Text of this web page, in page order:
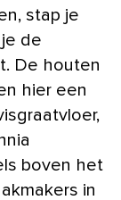
stap je
de
De houten
hier een
boven het
in